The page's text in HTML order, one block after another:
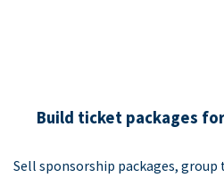
Build ticket packages
Sell sponsorship packages,